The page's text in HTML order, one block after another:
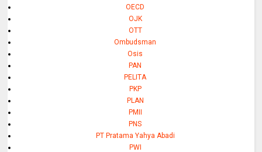
OECD
OJK
OTT
Ombudsman
Osis
PAN
PELITA
PKP
PLAN
PMII
PNS
PT Pratama Yahya Abadi
PWI